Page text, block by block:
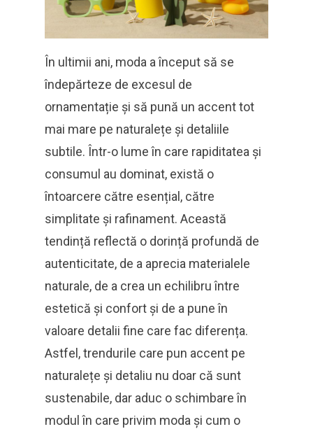
În ultimii ani, moda a început să se
îndepărteze de excesul de
ornamentație și să pună un accent tot
mai mare pe naturalețe și detaliile
subtile. Într-o lume în care rapiditatea și
consumul au dominat, există o
întoarcere către esențial, către
simplitate și rafinament. Această
tendință reflectă o dorință profundă de
autenticitate, de a aprecia materialele
naturale, de a crea un echilibru între
estetică și confort și de a pune în
valoare detalii fine care fac diferența.
Astfel, trendurile care pun accent pe
naturalețe și detaliu nu doar că sunt
sustenabile, dar aduc o schimbare în
modul în care privim moda și cum o